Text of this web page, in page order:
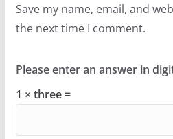
Save my name, email, and
the next time I comment.
Please enter an answer in
1 × three =